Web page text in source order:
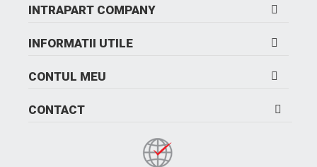
INTRAPART COMPANY
INFORMATII UTILE
CONTUL MEU
CONTACT